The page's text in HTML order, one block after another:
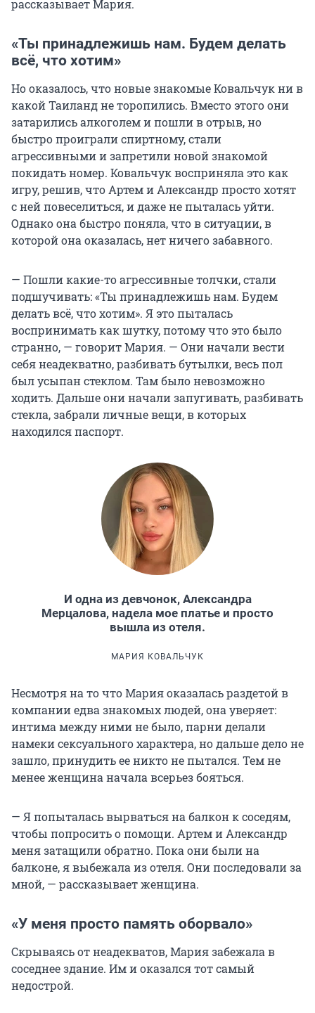
рассказывает Мария.
«Ты принадлежишь нам. Будем делать
всё, что хотим»
Но оказалось, что новые знакомые Ковальчук ни в
какой Таиланд не торопились. Вместо этого они
затарились алкоголем и пошли в отрыв, но
быстро проиграли спиртному, стали
агрессивными и запретили новой знакомой
покидать номер. Ковальчук восприняла это как
игру, решив, что Артем и Александр просто хотят
с ней повеселиться, и даже не пыталась уйти.
Однако она быстро поняла, что в ситуации, в
которой она оказалась, нет ничего забавного.
— Пошли какие-то агрессивные толчки, стали
подшучивать: «Ты принадлежишь нам. Будем
делать всё, что хотим». Я это пыталась
воспринимать как шутку, потому что это было
странно, — говорит Мария. — Они начали вести
себя неадекватно, разбивать бутылки, весь пол
был усыпан стеклом. Там было невозможно
ходить. Дальше они начали запугивать, разбивать
стекла, забрали личные вещи, в которых
находился паспорт.
И одна из девчонок, Александра
Мерцалова, надела мое платье и просто
вышла из отеля.
МАРИЯ КОВАЛЬЧУК
Несмотря на то что Мария оказалась раздетой в
компании едва знакомых людей, она уверяет:
интима между ними не было, парни делали
намеки сексуального характера, но дальше дело не
зашло, принудить ее никто не пытался. Тем не
менее женщина начала всерьез бояться.
— Я попыталась вырваться на балкон к соседям,
чтобы попросить о помощи. Артем и Александр
меня затащили обратно. Пока они были на
балконе, я выбежала из отеля. Они последовали за
мной, — рассказывает женщина.
«У меня просто память оборвало»
Скрываясь от неадекватов, Мария забежала в
соседнее здание. Им и оказался тот самый
недострой.